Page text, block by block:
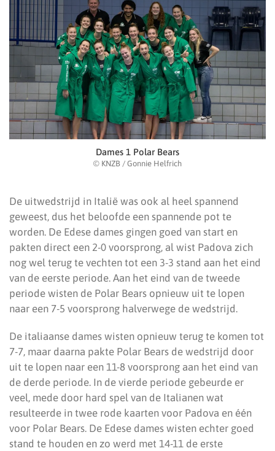
Dames 1 Polar Bears
© KNZB / Gonnie Helfrich
De uitwedstrijd in Italië was ook al heel spannend
geweest, dus het beloofde een spannende pot te
worden. De Edese dames gingen goed van start en
pakten direct een 2-0 voorsprong, al wist Padova zich
nog wel terug te vechten tot een 3-3 stand aan het eind
van de eerste periode. Aan het eind van de tweede
periode wisten de Polar Bears opnieuw uit te lopen
naar een 7-5 voorsprong halverwege de wedstrijd.
De italiaanse dames wisten opnieuw terug te komen tot
7-7, maar daarna pakte Polar Bears de wedstrijd door
uit te lopen naar een 11-8 voorsprong aan het eind van
de derde periode. In de vierde periode gebeurde er
veel, mede door hard spel van de Italianen wat
resulteerde in twee rode kaarten voor Padova en één
voor Polar Bears. De Edese dames wisten echter goed
stand te houden en zo werd met 14-11 de erste